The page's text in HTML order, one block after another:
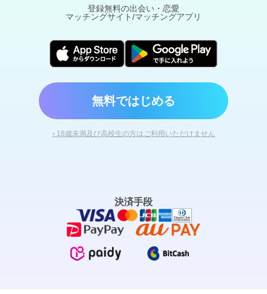
登録無料の出会い・恋愛
マッチングサイト/マッチングアプリ
無料ではじめる
› 18歳未満及び高校生の方はご利用いただけません
決済手段